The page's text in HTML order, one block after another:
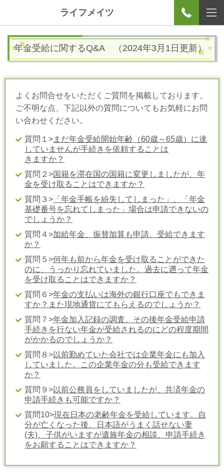
ライフメイツ
年金受給に関するQ&A（2024年3月1日更新）
よくお問合せをいただくご質問を掲載しております。
ご不明な点、下記以外の質問についてもお気軽にお問
い合わせください。
質問１>まだ年金受給開始年齢（60歳～65歳）に達
していませんが手続きを依頼することは
きますか？
質問２>国籍を滞在国の国籍に変更しましたが、年
金を受け取ることはできますか？
質問３> 「年金手帳を紛失してしまった」、「年金
基礎番号を忘れてしまった」場合は申請できないの
でしょうか？
質問４>加給年金、振替加算も申請、受給できます
か？
質問５>何年も前から年金を受け取ることができた
のに、うっかり忘れていました。過去に遡って年金
を受け取ることはできますか？
質問６>年金の支払いは海外の銀行口座でもできま
すか？また現地通貨にてもらえるのでしょうか？
質問７>年金加入記録の調査、その後年金受給申請
手続きを行ない年金が受給されるのにどの程度期間
がかかるのでしょうか？
質問８>以前勤めていた会社では企業年金にも加入
していました。この企業年金の分も受給できます
か？
質問９>以前公務員をしていましたが、共済年金の
申請手続きも可能ですか？
質問10>現在日本の老齢年金を受給しています。自
分が亡くなった後、日本語がうまく話せない妻
(夫)、子供がいますが遺族年金の相談、申請手続き
をお願することはできますか？